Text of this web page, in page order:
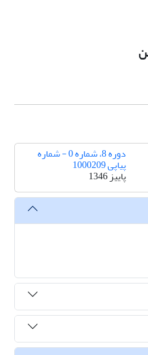
دوره 8، شماره 0 - شماره
پیاپی 1000209
پاییز 1346